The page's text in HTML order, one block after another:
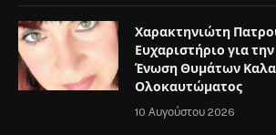
Χαρακτηνιώτη
Ευχαριστήριο για
Ένωση Θυμάτων
Ολοκαυτώματος
10 Αυγούστου 2026